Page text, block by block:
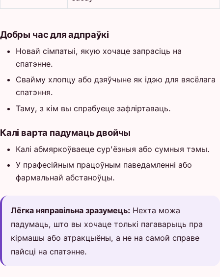
Добры час для адпраўкі
Новай сімпатыі, якую хочаце запрасіць на
спатэнне.
Свайму хлопцу або дзяўчыне як ідэю для вясёлага
спатэння.
Таму, з кім вы спрабуеце зафліртаваць.
Калі варта падумаць двойчы
Калі абмяркоўваеце сур'ёзныя або сумныя тэмы.
У прафесійным працоўным паведамленні або
фармальнай абстаноўцы.
Лёгка няправільна зразумець: Нехта можа
падумаць, што вы хочаце толькі пагаварыць пра
кірмашы або атракцыёны, а не на самой справе
пайсці на спатэнне.